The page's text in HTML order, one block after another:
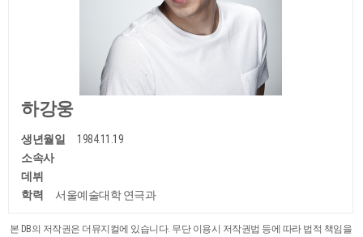
하강웅
생년월일
1984.11.19
소속사
데뷔
학력
서울예술대학 연극과
본 DB의 저작권은 더뮤지컬에 있습니다. 무단 이용시 저작권법 등에 따라 법적 책임을